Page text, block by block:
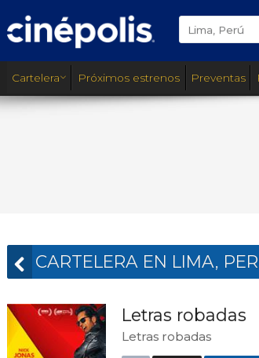
Lima, Perú
Cartelera Próximos estrenos Preventas
CARTELERA EN LIMA,
Letras robadas
Letras robadas